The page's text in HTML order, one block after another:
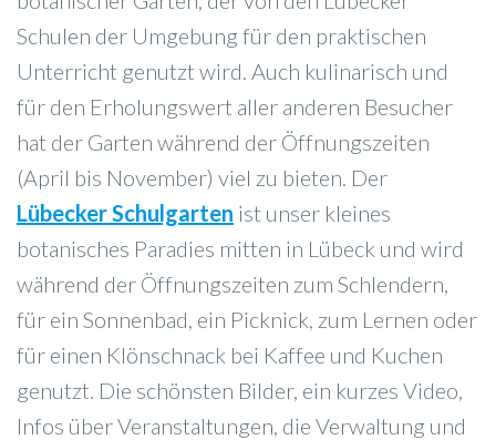
Schulen der Umgebung für den praktischen
Unterricht genutzt wird. Auch kulinarisch und
für den Erholungswert aller anderen Besucher
hat der Garten während der Öffnungszeiten
(April bis November) viel zu bieten. Der
Lübecker Schulgarten ist unser kleines
botanisches Paradies mitten in Lübeck und wird
während der Öffnungszeiten zum Schlendern,
für ein Sonnenbad, ein Picknick, zum Lernen oder
für einen Klönschnack bei Kaffee und Kuchen
genutzt. Die schönsten Bilder, ein kurzes Video,
Infos über Veranstaltungen, die Verwaltung und